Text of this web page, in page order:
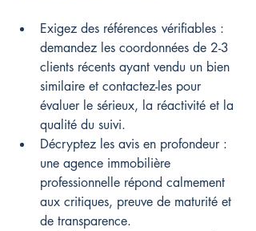
Exigez des références vérifiables :
demandez les coordonnées de 2-3
clients récents ayant vendu un bien
similaire et contactez-les pour
évaluer le sérieux, la réactivité et la
qualité du suivi.
Décryptez les avis en profondeur :
une agence immobilière
professionnelle répond calmement
aux critiques, preuve de maturité et
de transparence.